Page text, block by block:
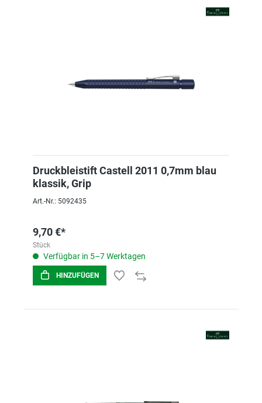
Druckbleistift Castell 2011 0,7mm blau
klassik, Grip
Art.-Nr.: 5092435
9,70 €*
Stück
Verfügbar in 5–7 Werktagen
HINZUFÜGEN